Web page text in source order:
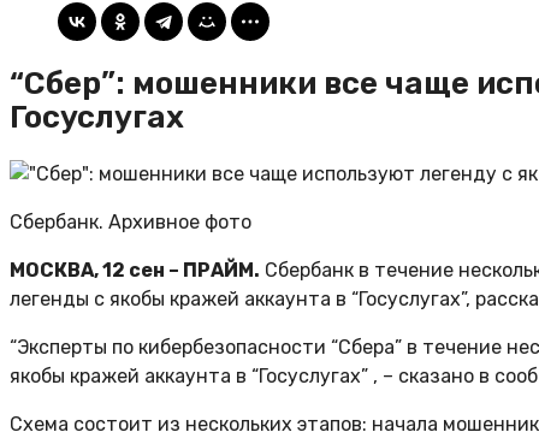
“Сбер”: мошенники все чаще
Госуслугах
Сбербанк. Архивное фото
МОСКВА, 12 сен – ПРАЙМ. Сбербанк в течение
легенды с якобы кражей аккаунта в “Госуслугах”,
“Эксперты по кибербезопасности “Сбера” в течение
якобы кражей аккаунта в “Госуслугах” , – сказано в
Схема состоит из нескольких этапов: начала